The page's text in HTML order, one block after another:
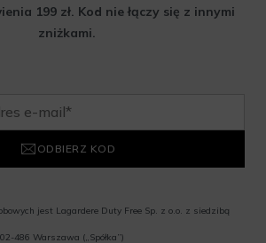
199 zł. Kod nie łączy się z innymi
zniżkami.
ODBIERZ KOD
jest Lagardere Duty Free Sp. z o.o. z siedzibą
486 Warszawa („Spółka”)